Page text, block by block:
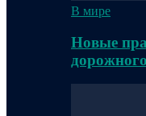
В мире
Новые